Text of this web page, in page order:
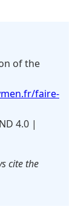
of the
faire-
4.0 |
cite the